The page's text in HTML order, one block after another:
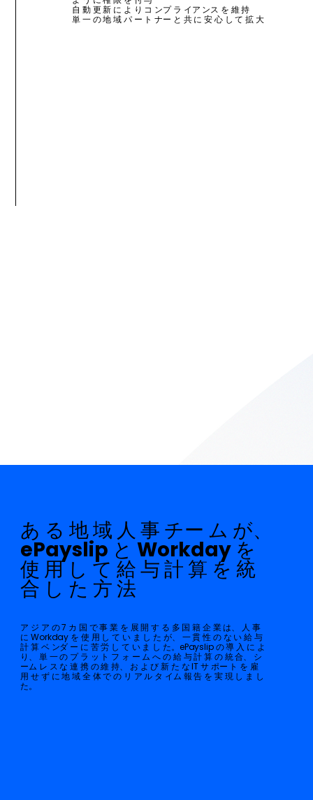
あ る 地 域 人 事 チー ム が、
ePayslip と Workday を
使 用 し て 給 与 計 算 を 統
合 し た 方 法
ア ジ ア の 7 カ 国 で 事 業 を 展 開 す る 多 国 籍 企 業 は、 人 事
に Workday を 使 用 し て い ま し た が、 一 貫 性 の な い 給 与
計 算 ベ ンダ ー に 苦 労 し て い ま し た。ePayslip の 導 入 に よ
り、 単 一 の プ ラ ッ ト フ ォ ー ム へ の 給 与 計 算 の 統 合、 シ
ーム レ ス な 連 携 の 維 持、 お よ び 新 た な IT サ ポー ト を 雇
用 せ ず に 地 域 全 体 で の リ ア ル タ イム 報 告 を 実 現 し ま し
た。
自 動 更 新 に よ り コ ンプ ラ イア ンス を 維 持
単 一 の 地 域 パ ー ト ナー と 共 に 安 心 し て 拡 大